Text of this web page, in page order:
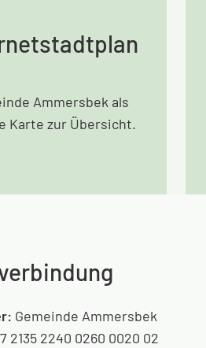
Ammersbek als
Karte zur Übersicht.
Gemeinde Ammersbek
2135 2240 0260 0020 02